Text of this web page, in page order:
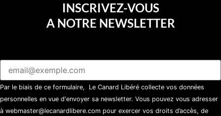
INSCRIVEZ-VOUS
A NOTRE NEWSLETTER
Par le biais de ce formulaire, Le Canard Libéré collecte vos données
personnelles en vue d'envoyer sa newsletter. Vous pouvez vous adresser
à webmaster@lecanardlibere.com pour exercer vos droits d’accès, de